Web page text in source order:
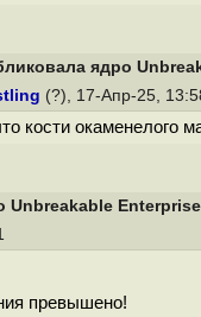
ядро
(?), 17-Апр-25,
кости окаменелого
Unbreakable
превышено!